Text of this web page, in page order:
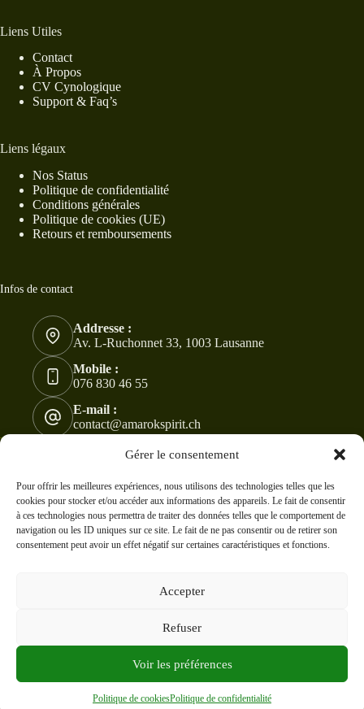
Gérer le consentement
Pour offrir les meilleures expériences, nous utilisons des technologies telles que les
cookies pour stocker et/ou accéder aux informations des appareils. Le fait de consentir
à ces technologies nous permettra de traiter des données telles que le comportement de
navigation ou les ID uniques sur ce site. Le fait de ne pas consentir ou de retirer son
consentement peut avoir un effet négatif sur certaines caractéristiques et fonctions.
Accepter
Refuser
Voir les préférences
Politique de cookiesPolitique de confidentialité
Liens Utiles
Contact
À Propos
CV Cynologique
Support & Faq’s
Liens légaux
Nos Status
Politique de confidentialité
Conditions générales
Politique de cookies (UE)
Retours et remboursements
Infos de contact
Addresse :
Av. L-Ruchonnet 33, 1003 Lausanne
Mobile :
076 830 46 55
E-mail :
contact@amarokspirit.ch
Copyright © 2024 -2026 - Tous droits réservés à
AmarokSpirit. Modifications et ventes sont interdites !